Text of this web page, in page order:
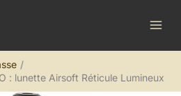
: lunette Airsoft Réticule Lumineux